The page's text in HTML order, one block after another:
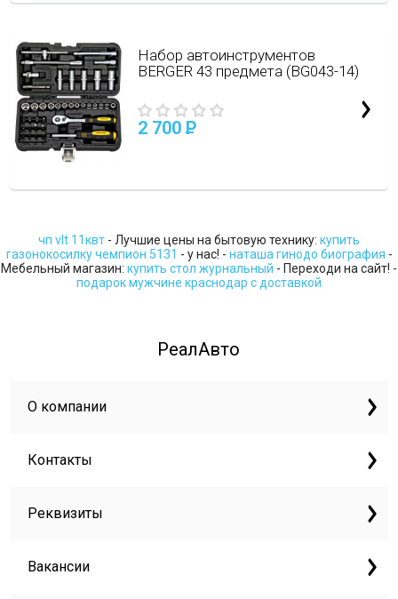
Набор автоинструментов
BERGER 43 предмета (BG043-14)
2 700 P
чп vlt 11квт - Лучшие цены на бытовую технику: купить
газонокосилку чемпион 5131 - у нас! - наташа гинодо биография -
Мебельный магазин: купить стол журнальный - Переходи на сайт! -
подарок мужчине краснодар с доставкой
РеалАвто
О компании
Контакты
Реквизиты
Вакансии